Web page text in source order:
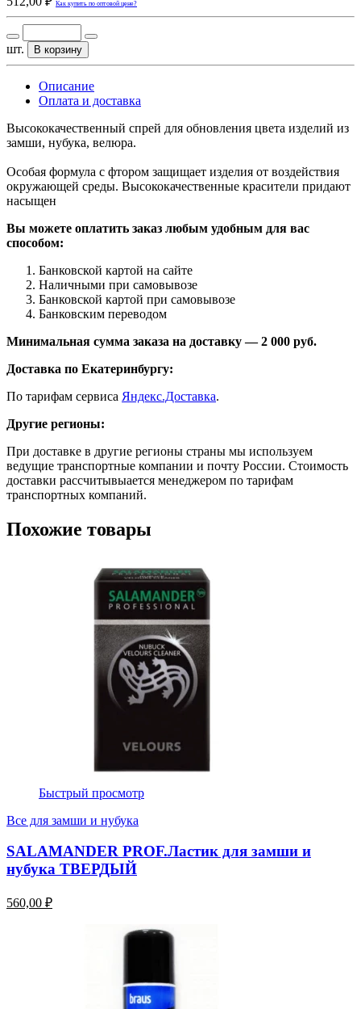
Как купить по оптовой цене?
шт. В корзину
Описание
Оплата и доставка
Высококачественный спрей для обновления цвета изделий из
замши, нубука, велюра.
Особая формула с фтором защищает изделия от воздействия
окружающей среды. Высококачественные красители придают
насыщен
Вы можете оплатить заказ любым удобным для вас
способом:
Банковской картой на сайте
Наличными при самовывозе
Банковской картой при самовывозе
Банковским переводом
Минимальная сумма заказа на доставку — 2 000 руб.
Доставка по Екатеринбургу:
По тарифам сервиса Яндекс.Доставка.
Другие регионы:
При доставке в другие регионы страны мы используем
ведущие транспортные компании и почту России. Стоимость
доставки рассчитывыается менеджером по тарифам
транспортных компаний.
Похожие товары
Быстрый просмотр
Все для замши и нубука
SALAMANDER PROF.Ластик для замши и
нубука ТВЕРДЫЙ
560,00 ₽